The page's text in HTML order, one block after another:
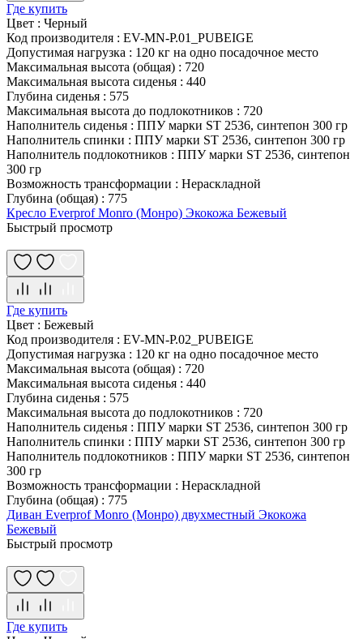
Где купить
Цвет : Черный
Код производителя : EV-MN-P.01_PUBEIGE
Допустимая нагрузка : 120 кг на одно посадочное место
Максимальная высота (общая) : 720
Максимальная высота сиденья : 440
Глубина сиденья : 575
Максимальная высота до подлокотников : 720
Наполнитель сиденья : ППУ марки ST 2536, синтепон 300 гр
Наполнитель спинки : ППУ марки ST 2536, синтепон 300 гр
Наполнитель подлокотников : ППУ марки ST 2536, синтепон
300 гр
Возможность трансформации : Нераскладной
Глубина (общая) : 775
Кресло Everprof Monro (Монро) Экокожа Бежевый
Быстрый просмотр
Где купить
Цвет : Бежевый
Код производителя : EV-MN-P.02_PUBEIGE
Допустимая нагрузка : 120 кг на одно посадочное место
Максимальная высота (общая) : 720
Максимальная высота сиденья : 440
Глубина сиденья : 575
Максимальная высота до подлокотников : 720
Наполнитель сиденья : ППУ марки ST 2536, синтепон 300 гр
Наполнитель спинки : ППУ марки ST 2536, синтепон 300 гр
Наполнитель подлокотников : ППУ марки ST 2536, синтепон
300 гр
Возможность трансформации : Нераскладной
Глубина (общая) : 775
Диван Everprof Monro (Монро) двухместный Экокожа
Бежевый
Быстрый просмотр
Где купить